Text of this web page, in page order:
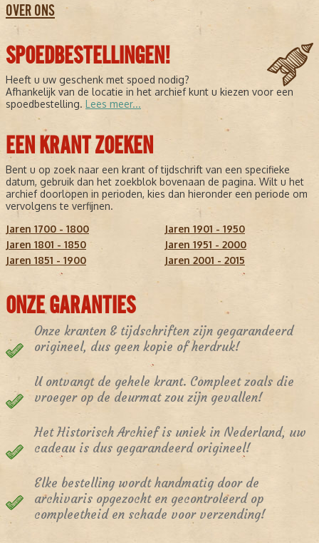
OVER ONS
SPOEDBESTELLINGEN!
Heeft u uw geschenk met spoed nodig?
Afhankelijk van de locatie in het archief kunt u kiezen voor een
spoedbestelling. Lees meer...
EEN KRANT ZOEKEN
Bent u op zoek naar een krant of tijdschrift van een specifieke
datum, gebruik dan het zoekblok bovenaan de pagina. Wilt u het
archief doorlopen in perioden, kies dan hieronder een periode om
vervolgens te verfijnen.
Jaren 1700 - 1800
Jaren 1801 - 1850
Jaren 1851 - 1900
Jaren 1901 - 1950
Jaren 1951 - 2000
Jaren 2001 - 2015
ONZE GARANTIES
Onze kranten & tijdschriften zijn gegarandeerd
origineel, dus geen kopie of herdruk!
U ontvangt de gehele krant. Compleet zoals die
vroeger op de deurmat zou zijn gevallen!
Het Historisch Archief is uniek in Nederland, uw
cadeau is dus gegarandeerd origineel!
Elke bestelling wordt handmatig door de
archivaris opgezocht en gecontroleerd op
compleetheid en schade voor verzending!